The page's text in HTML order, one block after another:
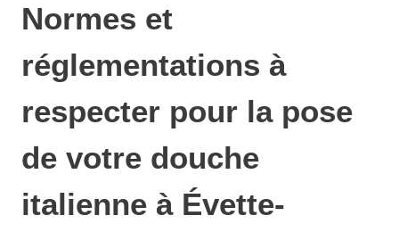
Normes et
réglementations à
respecter pour la pose
de votre douche
italienne à Évette-